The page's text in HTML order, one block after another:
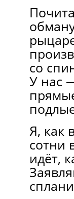
со
У нас
Я, как
сотни
идёт,